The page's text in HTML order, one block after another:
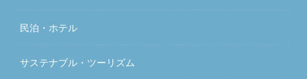
民泊・ホテル
サステナブル・ツーリズム